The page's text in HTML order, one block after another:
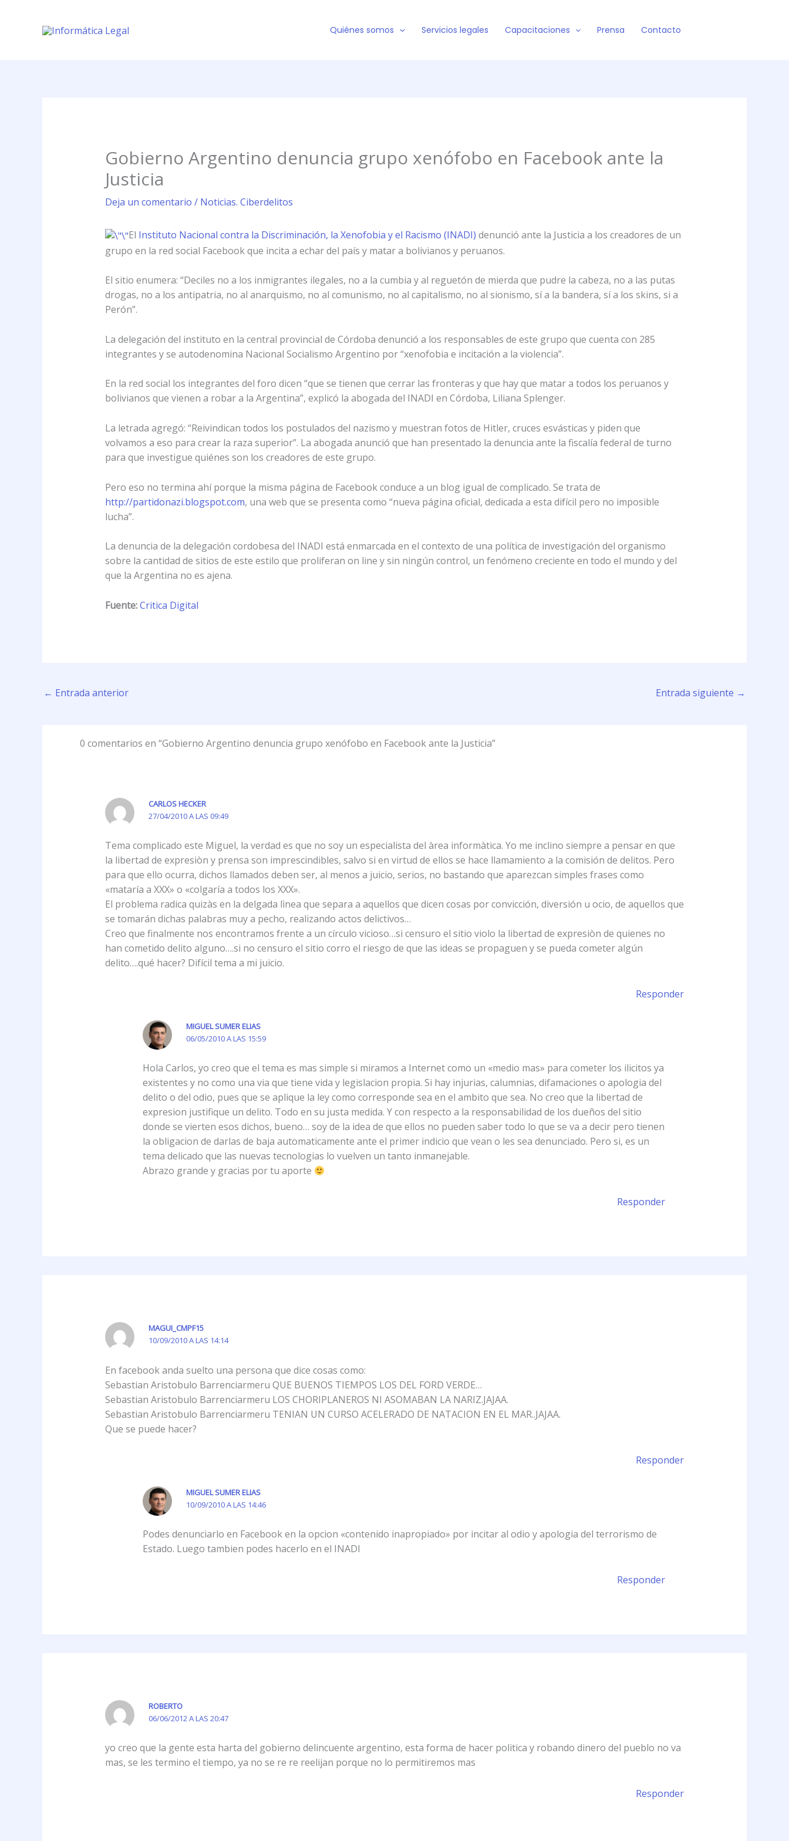
contenido
Quiénes somos Servicios legales Capacitaciones Prensa Contacto
Gobierno Argentino denuncia grupo xenófobo en Facebook ante la
Justicia
Deja un comentario / Noticias. Ciberdelitos
El Instituto Nacional contra la Discriminación, la Xenofobia y el Racismo (INADI) denunció ante la Justicia a los creadores de un
grupo en la red social Facebook que incita a echar del país y matar a bolivianos y peruanos.
El sitio enumera: “Deciles no a los inmigrantes ilegales, no a la cumbia y al reguetón de mierda que pudre la cabeza, no a las putas
drogas, no a los antipatria, no al anarquismo, no al comunismo, no al capitalismo, no al sionismo, sí a la bandera, sí a los skins, si a
Perón”.
La delegación del instituto en la central provincial de Córdoba denunció a los responsables de este grupo que cuenta con 285
integrantes y se autodenomina Nacional Socialismo Argentino por “xenofobia e incitación a la violencia”.
En la red social los integrantes del foro dicen “que se tienen que cerrar las fronteras y que hay que matar a todos los peruanos y
bolivianos que vienen a robar a la Argentina”, explicó la abogada del INADI en Córdoba, Liliana Splenger.
La letrada agregó: “Reivindican todos los postulados del nazismo y muestran fotos de Hitler, cruces esvásticas y piden que
volvamos a eso para crear la raza superior”. La abogada anunció que han presentado la denuncia ante la fiscalía federal de turno
para que investigue quiénes son los creadores de este grupo.
Pero eso no termina ahí porque la misma página de Facebook conduce a un blog igual de complicado. Se trata de
http://partidonazi.blogspot.com, una web que se presenta como “nueva página oficial, dedicada a esta difícil pero no imposible
lucha”.
La denuncia de la delegación cordobesa del INADI está enmarcada en el contexto de una política de investigación del organismo
sobre la cantidad de sitios de este estilo que proliferan on line y sin ningún control, un fenómeno creciente en todo el mundo y del
que la Argentina no es ajena.
Fuente:Critica Digital
← Entrada anterior Entrada siguiente →
0 comentarios en “Gobierno Argentino denuncia grupo xenófobo en Facebook ante la Justicia”
CARLOS HECKER
27/04/2010 A LAS 09:49
Tema complicado este Miguel, la verdad es que no soy un especialista del àrea informàtica. Yo me inclino siempre a pensar en que
la libertad de expresiòn y prensa son imprescindibles, salvo si en virtud de ellos se hace llamamiento a la comisión de delitos. Pero
para que ello ocurra, dichos llamados deben ser, al menos a juicio, serios, no bastando que aparezcan simples frases como
«mataría a XXX» o «colgaría a todos los XXX».
El problema radica quizàs en la delgada lìnea que separa a aquellos que dicen cosas por convicción, diversión u ocio, de aquellos que
se tomarán dichas palabras muy a pecho, realizando actos delictivos…
Creo que finalmente nos encontramos frente a un círculo vicioso…si censuro el sitio violo la libertad de expresiòn de quienes no
han cometido delito alguno….si no censuro el sitio corro el riesgo de que las ideas se propaguen y se pueda cometer algún
delito….qué hacer? Difícil tema a mi juicio.
Responder
MIGUEL SUMER ELIAS
06/05/2010 A LAS 15:59
Hola Carlos, yo creo que el tema es mas simple si miramos a Internet como un «medio mas» para cometer los ilicitos ya
existentes y no como una via que tiene vida y legislacion propia. Si hay injurias, calumnias, difamaciones o apologia del
delito o del odio, pues que se aplique la ley como corresponde sea en el ambito que sea. No creo que la libertad de
expresion justifique un delito. Todo en su justa medida. Y con respecto a la responsabilidad de los dueños del sitio
donde se vierten esos dichos, bueno… soy de la idea de que ellos no pueden saber todo lo que se va a decir pero tienen
la obligacion de darlas de baja automaticamente ante el primer indicio que vean o les sea denunciado. Pero si, es un
tema delicado que las nuevas tecnologias lo vuelven un tanto inmanejable.
Abrazo grande y gracias por tu aporte
Responder
MAGUI_CMPF15
10/09/2010 A LAS 14:14
En facebook anda suelto una persona que dice cosas como:
Sebastian Aristobulo Barrenciarmeru QUE BUENOS TIEMPOS LOS DEL FORD VERDE…
Sebastian Aristobulo Barrenciarmeru LOS CHORIPLANEROS NI ASOMABAN LA NARIZ.JAJAA.
Sebastian Aristobulo Barrenciarmeru TENIAN UN CURSO ACELERADO DE NATACION EN EL MAR..JAJAA.
Que se puede hacer?
Responder
MIGUEL SUMER ELIAS
10/09/2010 A LAS 14:46
Podes denunciarlo en Facebook en la opcion «contenido inapropiado» por incitar al odio y apologia del terrorismo de
Estado. Luego tambien podes hacerlo en el INADI
Responder
ROBERTO
06/06/2012 A LAS 20:47
yo creo que la gente esta harta del gobierno delincuente argentino, esta forma de hacer politica y robando dinero del pueblo no va
mas, se les termino el tiempo, ya no se re re reelijan porque no lo permitiremos mas
Responder